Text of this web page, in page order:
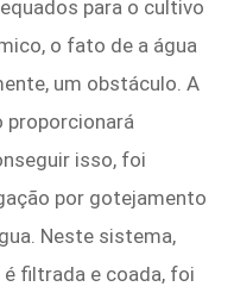
para o cultivo
o fato de a água
um obstáculo. A
proporcionará
isso, foi
por gotejamento
Neste sistema,
filtrada e coada, foi